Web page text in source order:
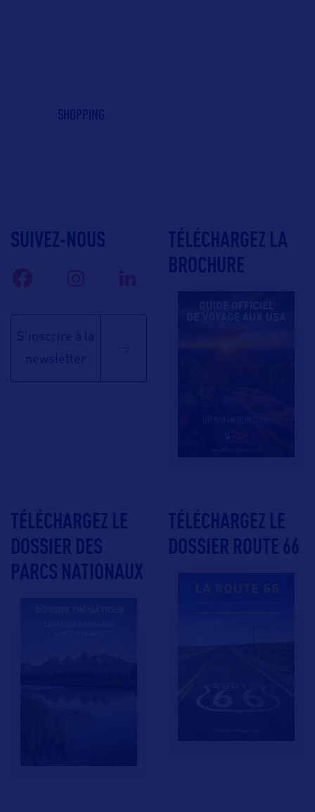
SHOPPING
SUIVEZ-NOUS
S'inscrire à la
newsletter
TÉLÉCHARGEZ LA
BROCHURE
TÉLÉCHARGEZ LE
DOSSIER DES
PARCS NATIONAUX
TÉLÉCHARGEZ LE
DOSSIER ROUTE 66